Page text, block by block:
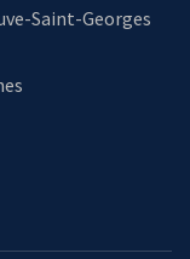
Saint-Georges